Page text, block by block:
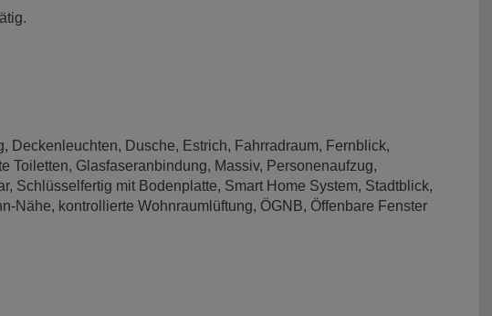
Deckenleuchten Dusche Estrich Fahrradraum
Fernblick
Toiletten Glasfaseranbindung Massiv
Personenaufzug
Schlüsselfertig mit Bodenplatte Smart Home System Stadtblick
Nähe kontrollierte Wohnraumlüftung ÖGNB Öffenbare Fenster